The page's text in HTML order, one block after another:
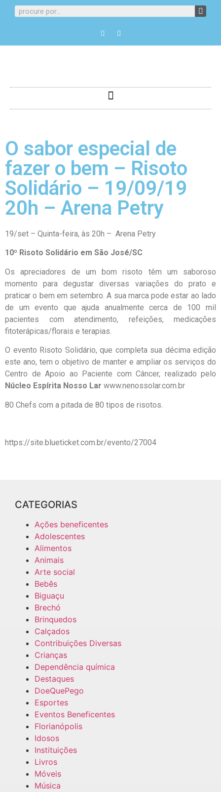
O sabor especial de
fazer o bem – Risoto
Solidário – 19/09/19
20h – Arena Petry
19/set – Quinta-feira, às 20h – Arena Petry
10º Risoto Solidário em São José/SC
Os apreciadores de um bom risoto têm um saboroso
momento para degustar diversas variações do prato e
praticar o bem em setembro. A sua marca pode estar ao lado
de um evento que ajuda anualmente cerca de 100 mil
pacientes com atendimento, refeições, medicações
fitoterápicas/florais e terapias.
O evento Risoto Solidário, que completa sua décima edição
este ano, tem o objetivo de manter e ampliar os serviços do
Centro de Apoio ao Paciente com Câncer, realizado pelo
Núcleo Espírita Nosso Lar www.nenossolar.com.br
80 Chefs com a pitada de 80 tipos de risotos.
https://site.blueticket.com.br/evento/27004
CATEGORIAS
Ações beneficentes
Adolescentes
Alimentos
Animais
Arte social
Bebês
Biguaçu
Brechó
Brinquedos
Calçados
Contribuições Diversas
Crianças
Dependência química
Destaques
DoeQuePego
Esportes
Eventos Beneficentes
Florianópolis
Idosos
Instituições
Livros
Móveis
Música